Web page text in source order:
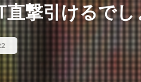
直撃引けるでし